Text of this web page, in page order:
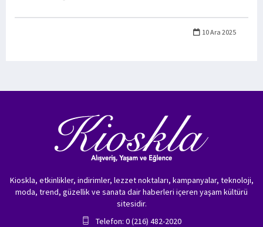
10 Ara 2025
Kioskla, etkinlikler, indirimler, lezzet noktaları, kampanyalar, teknoloji,
moda, trend, güzellik ve sanata dair haberleri içeren yaşam kültürü
sitesidir.
Telefon: 0 (216) 482-2020